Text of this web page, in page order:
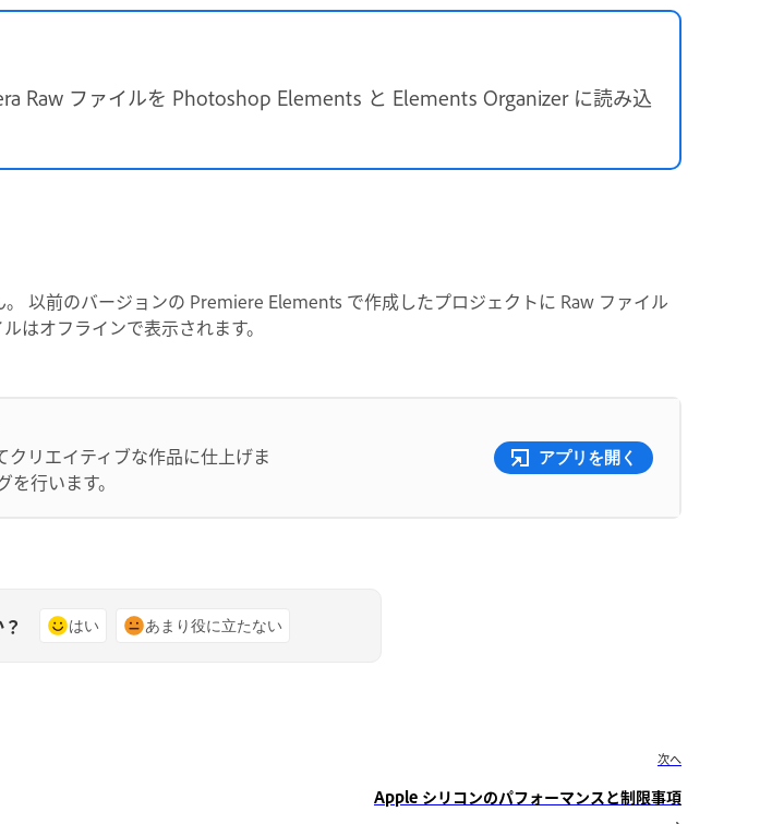
Raw ファイルを Photoshop Elements と Elements Organizer に読み込
以前のバージョンの Premiere Elements で作成したプロジェクトに Raw ファイル
はオフラインで表示されます。
リエイティブな作品に仕上げま
行います。
アプリを開く
はい あまり役に立たない
次へ
Apple シリコンのパフォーマンスと制限事項